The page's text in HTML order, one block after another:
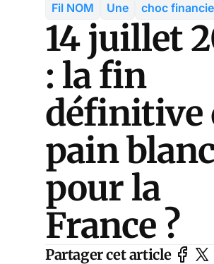
Fil NOM Une choc
14 juillet
: la fin
définitive
pain blanc
pour la
France ?
Partager cet article